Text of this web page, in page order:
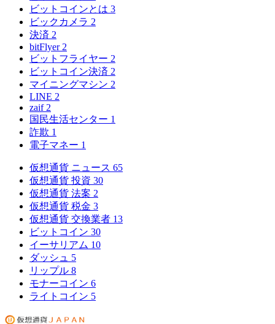
ビットコインとは 3
ビックカメラ 2
決済 2
bitFlyer 2
ビットフライヤー 2
ビットコイン決済 2
マイニングマシン 2
LINE 2
zaif 2
国民生活センター 1
詐欺 1
電子マネー 1
仮想通貨 ニュース 65
仮想通貨 投資 30
仮想通貨 法案 2
仮想通貨 税金 3
仮想通貨 交換業者 13
ビットコイン 30
イーサリアム 10
ダッシュ 5
リップル 8
モナーコイン 6
ライトコイン 5